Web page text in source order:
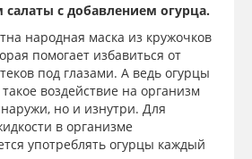
салаты с добавлением огурца.
народная маска из кружочков
помогает избавиться от
под глазами. А ведь огурцы
воздействие на организм
но и изнутри. Для
в организме
употреблять огурцы каждый